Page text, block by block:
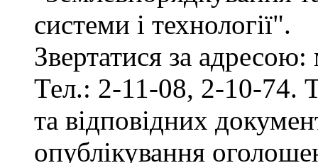
системи і технології".
Звертатися за
Тел.: 2-11-08, 2-10-74.
та відповідних
опублікування